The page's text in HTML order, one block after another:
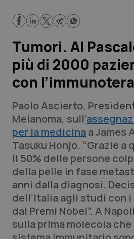
Regioni e Asl
Lavoro e Professioni
Scienza e Farmaci
Studi e Analisi
Lettere al direttore
Edizioni Regionali
QS Pro
Professionisti Sanitari.AI
Abruzzo
QS Pro Gold
Tumori. Al
più di 2000
con
Paolo Ascierto,
Melanoma, sull’
per la medicinaa James
Tasuku Honjo. “Grazie a
il 50% delle persone
della pelle in fase
anni dalla diagnosi.
dell’Italia agli studi con
dai Premi Nobel”. A
sulla prima molecola